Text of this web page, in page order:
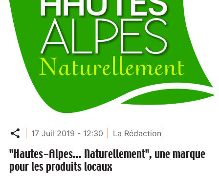
Partager
17 Juil 2019 - 12:30 La Rédaction
"Hautes-Alpes... Naturellement", une marque
pour les produits locaux